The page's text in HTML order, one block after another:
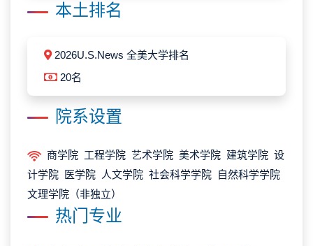
本土排名
2026U.S.News 全美大学排名
20名
院系设置
商学院 工程学院 艺术学院 美术学院 建筑学院 设
计学院 医学院 人文学院 社会科学学院 自然科学学院
文理学院（非独立）
热门专业